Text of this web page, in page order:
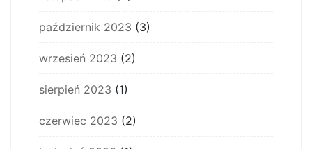
październik 2023 (3)
wrzesień 2023 (2)
sierpień 2023 (1)
czerwiec 2023 (2)